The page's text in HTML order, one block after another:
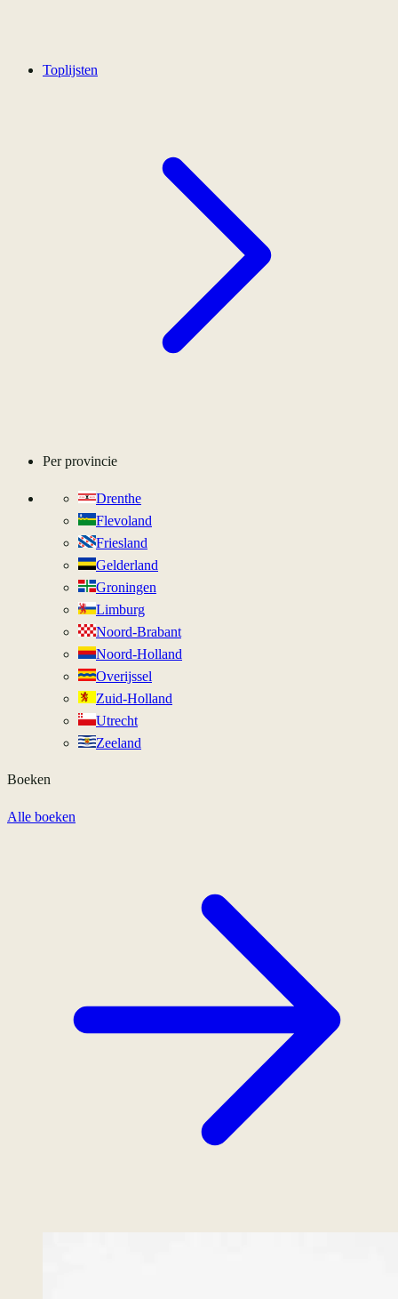
Toplijsten
Per provincie
Drenthe
Flevoland
Friesland
Gelderland
Groningen
Limburg
Noord-Brabant
Noord-Holland
Overijssel
Zuid-Holland
Utrecht
Zeeland
Boeken
Alle boeken